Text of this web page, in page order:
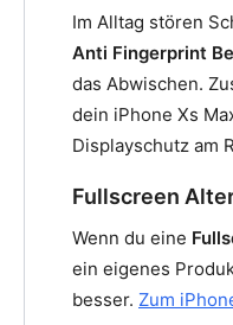
Im Alltag stören
Anti Fingerprint
das Abwischen.
dein iPhone Xs
Displayschutz am
Fullscreen
Wenn du eine
ein eigenes
besser. Zum